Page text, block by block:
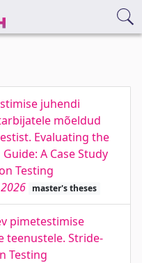
juhendi
mõeldud
Evaluating the
A Case Study
Testing
master's theses
pimetestimise
teenustele. Stride-
Testing